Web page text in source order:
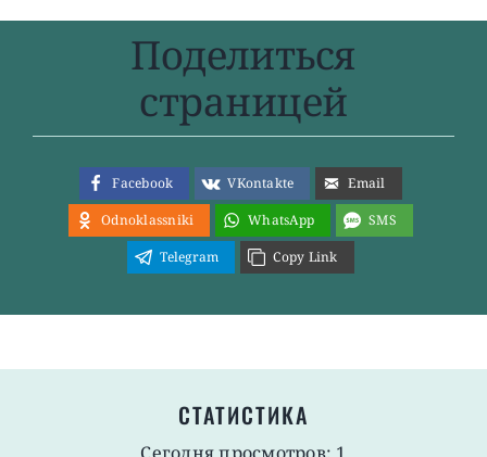
Поделиться
страницей
Facebook VKontakte
Email
Odnoklassniki
WhatsApp
SMS
Telegram
Copy Link
СТАТИСТИКА